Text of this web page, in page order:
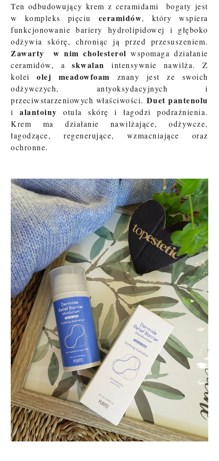
Ten odbudowujący krem z ceramidami bogaty jest
w kompleks pięciu ceramidów, który wspiera
funkcjonowanie bariery hydrolipidowej i głęboko
odżywia skórę, chroniąc ją przed przesuszeniem.
Zawarty w nim cholesterol wspomaga działanie
ceramidów, a
skwalan
intensywnie nawilża. Z
koleiolej meadowfoam znany jest ze swoich
odżywczych, antyoksydacyjnych i
przeciwstarzeniowych właściwości. Duet pantenolu
ialantoiny otula skórę i łagodzi podrażnienia.
Krem ma działanie nawilżające, odżywcze,
łagodzące, regenerujące, wzmacniające oraz
ochronne.